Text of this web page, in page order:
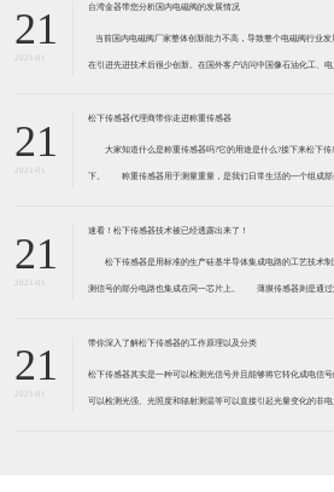
21
2021-01
台湾金器带您分析国内电磁阀的发展情况
当前国内电磁阀厂家整体创新能力不高，导致整个电磁阀行业
在引进先进技术后很少创新。在国外客户访问中国像石油化工、
21
2021-01
松下传感器代理商带你走进称重传感器
大家知道什么是称重传感器吗?它的用途是什么?接下来松下传
下。 称重传感器用于测量重量，是我们日常生活的一个组成部
带有应变片的弹性体组成。弹性体通常由钢
21
2021-01
速看！松下传感器技术被已经透露出来了！
松下传感器是用标准的生产硅基半导体集成电路的工艺技术制
测信号的部分电路也集成在同一芯片上。 薄膜传感器则是通过
器是利用相应材料的浆料，涂覆在陶瓷基片上
21
2021-01
带你深入了解松下传感器的工作原理以及分类
松下传感器其实是一种可以检测光信号并且能够将它转化成电信
可以检测光强、光照度和辐射测温等可以直接引起光量变化的非